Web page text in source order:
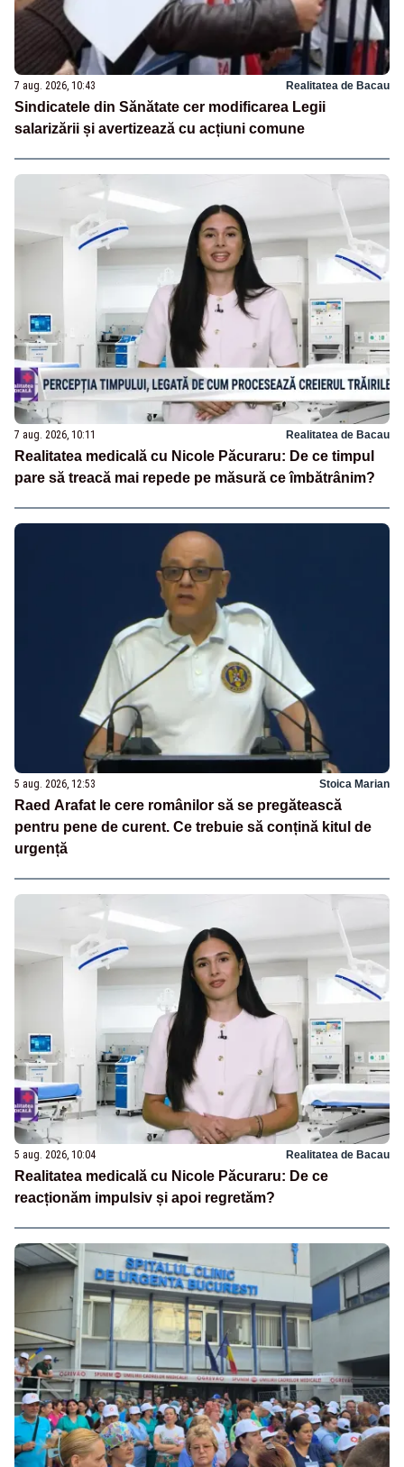
7 aug. 2026, 10:43 Realitatea de Bacau
Sindicatele din Sănătate cer modificarea Legii
salarizării și avertizează cu acțiuni comune
7 aug. 2026, 10:11 Realitatea de Bacau
Realitatea medicală cu Nicole Păcuraru: De ce timpul
pare să treacă mai repede pe măsură ce îmbătrânim?
5 aug. 2026, 12:53 Stoica Marian
Raed Arafat le cere românilor să se pregătească
pentru pene de curent. Ce trebuie să conțină kitul de
urgență
5 aug. 2026, 10:04 Realitatea de Bacau
Realitatea medicală cu Nicole Păcuraru: De ce
reacționăm impulsiv și apoi regretăm?